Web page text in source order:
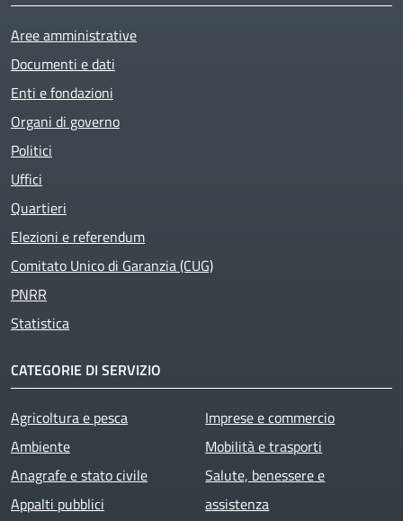
Aree amministrative
Documenti e dati
Enti e fondazioni
Organi di governo
Politici
Uffici
Quartieri
Elezioni e referendum
Comitato Unico di Garanzia (CUG)
PNRR
Statistica
CATEGORIE DI SERVIZIO
Agricoltura e pesca
Ambiente
Anagrafe e stato civile
Appalti pubblici
Imprese e commercio
Mobilità e trasporti
Salute, benessere e
assistenza